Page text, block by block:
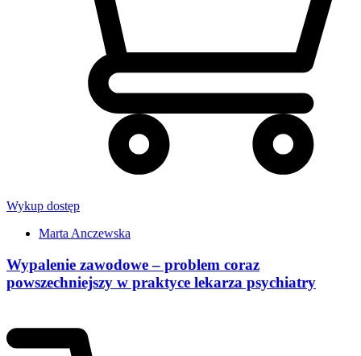
Wykup dostęp
Marta Anczewska
Wypalenie zawodowe – problem coraz
powszechniejszy w praktyce lekarza psychiatry